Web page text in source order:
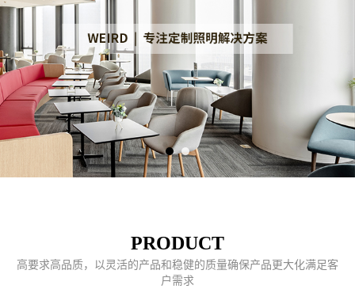
PRODUCT
高要求高品质，以灵活的产品和稳健的质量确保产品更大化满足客
户需求